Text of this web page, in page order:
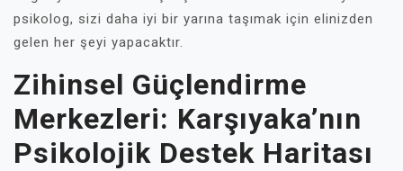
psikolog, sizi daha iyi bir yarına taşımak için elinizden
gelen her şeyi yapacaktır.
Zihinsel Güçlendirme
Merkezleri: Karşıyaka’nın
Psikolojik Destek Haritası